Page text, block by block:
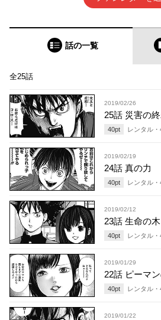
話の一覧
全25話
2019/02/26
25話 災害の
40pt レンタル・
2019/02/19
24話 真の力
40pt レンタル・
2019/02/12
23話 生命の木
40pt レンタル・
2019/01/29
22話 ピーマ
40pt レンタル・
2019/01/22